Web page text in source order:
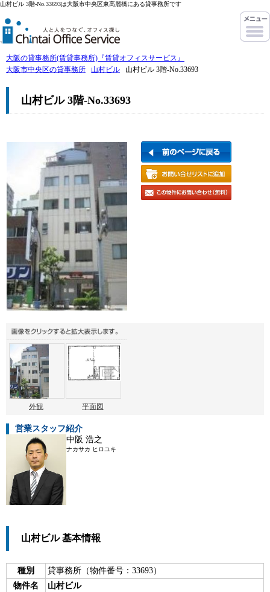
山村ビル 3階-No.33693は大阪市中央区東高麗橋にある貸事務所です
大阪の貸事務所(賃貸事務所)『賃貸オフィスサービス』
大阪市中央区の貸事務所
山村ビル 山村ビル 3階-No.33693
山村ビル 3階-No.33693
外観 平面図
営業スタッフ紹介
中阪 浩之
ナカサカ ヒロユキ
山村ビル 基本情報
種別
貸事務所（物件番号：33693）
物件名
山村ビル